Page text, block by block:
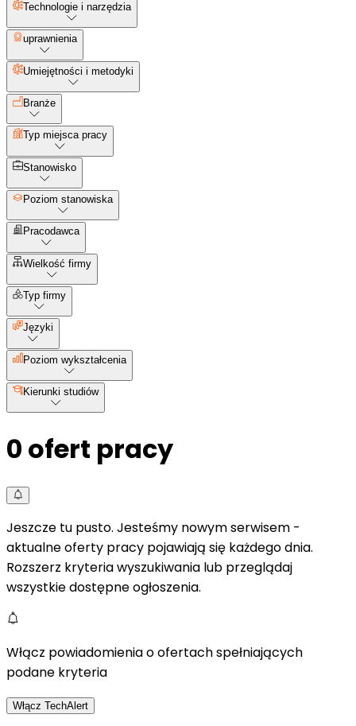
Technologie i narzędzia
uprawnienia
Umiejętności i metodyki
Branże
Typ miejsca pracy
Stanowisko
Poziom stanowiska
Pracodawca
Wielkość firmy
Typ firmy
Języki
Poziom wykształcenia
Kierunki studiów
0 ofert pracy
Jeszcze tu pusto. Jesteśmy nowym serwisem -
aktualne oferty pracy pojawiają się każdego dnia.
Rozszerz kryteria wyszukiwania lub przeglądaj
wszystkie dostępne ogłoszenia.
Włącz powiadomienia o ofertach spełniających
podane kryteria
Włącz TechAlert